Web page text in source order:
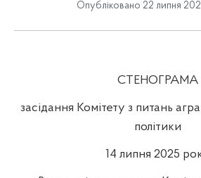
Опубліковано 22 липня
СТЕНОГРАМА
засідання Комітету з питань
політики
14 липня 2025